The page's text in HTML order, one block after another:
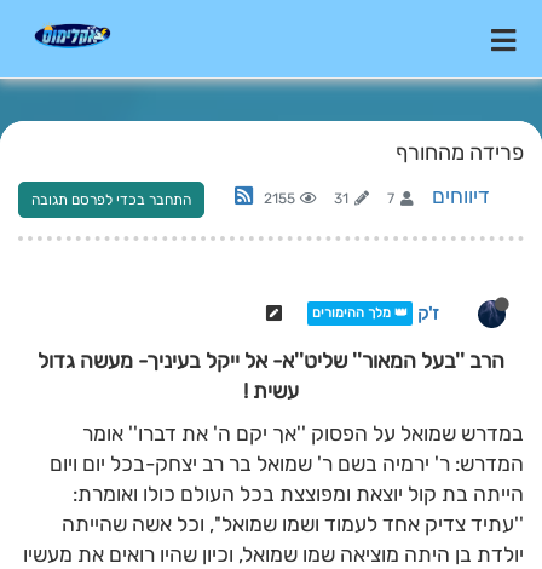
פרידה מהחורף
דיווחים 7
31
2155 התחבר בכדי לפרסם תגובה
ז'ק 👑 מלך ההימורים
הרב ''בעל המאור'' שליט''א- אל ייקל בעיניך- מעשה גדול
עשית !
במדרש שמואל על הפסוק ''אך יקם ה' את דברו'' אומר
המדרש: ר' ירמיה בשם ר' שמואל בר רב יצחק-בכל יום ויום
הייתה בת קול יוצאת ומפוצצת בכל העולם כולו ואומרת:
''עתיד צדיק אחד לעמוד ושמו שמואל'', וכל אשה שהייתה
יולדת בן היתה מוציאה שמו שמואל, וכיון שהיו רואים את מעשיו